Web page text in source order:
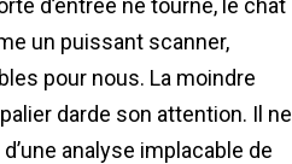
un puissant scanner,
pour nous. La moindre
darde son attention. Il ne
analyse implacable de